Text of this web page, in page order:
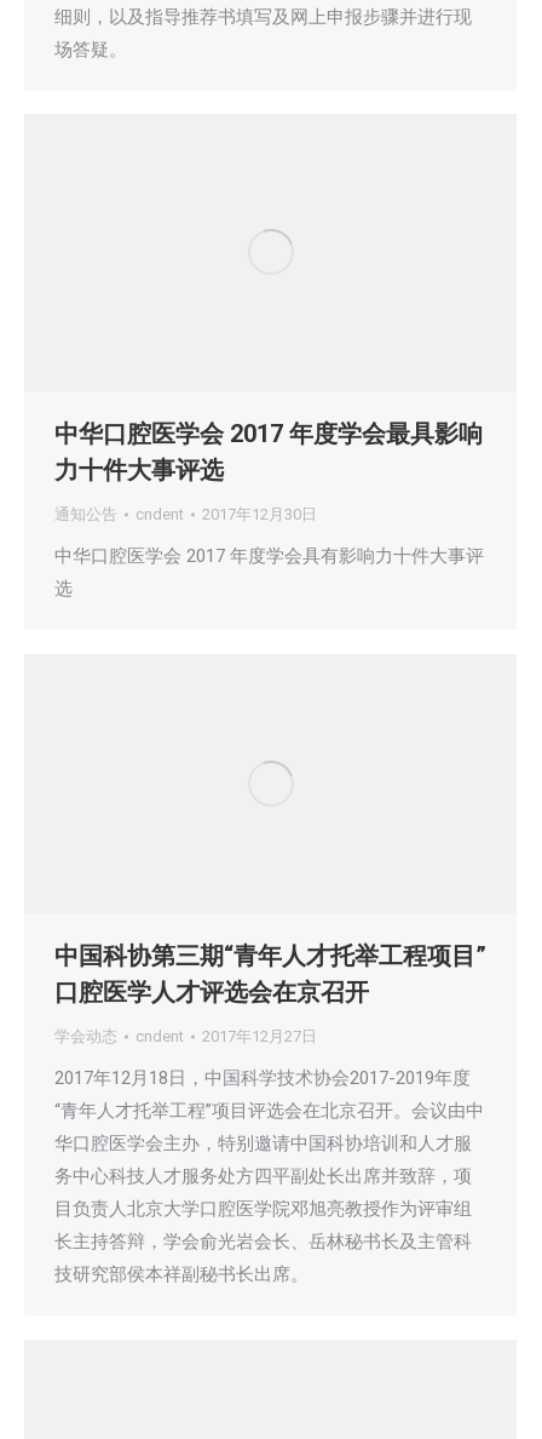
细则，以及指导推荐书填写及网上申报步骤并进行现
场答疑。
中华口腔医学会 2017 年度学会最具影响
力十件大事评选
通知公告 cndent 2017年12月30日
中华口腔医学会 2017 年度学会具有影响力十件大事评
选
中国科协第三期“青年人才托举工程项目”
口腔医学人才评选会在京召开
学会动态 cndent 2017年12月27日
2017年12月18日，中国科学技术协会2017-2019年度
“青年人才托举工程”项目评选会在北京召开。会议由中
华口腔医学会主办，特别邀请中国科协培训和人才服
务中心科技人才服务处方四平副处长出席并致辞，项
目负责人北京大学口腔医学院邓旭亮教授作为评审组
长主持答辩，学会俞光岩会长、岳林秘书长及主管科
技研究部侯本祥副秘书长出席。